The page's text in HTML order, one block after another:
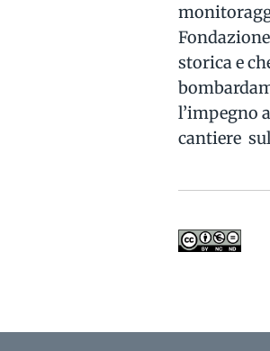
storica e
l’impegno
cantiere